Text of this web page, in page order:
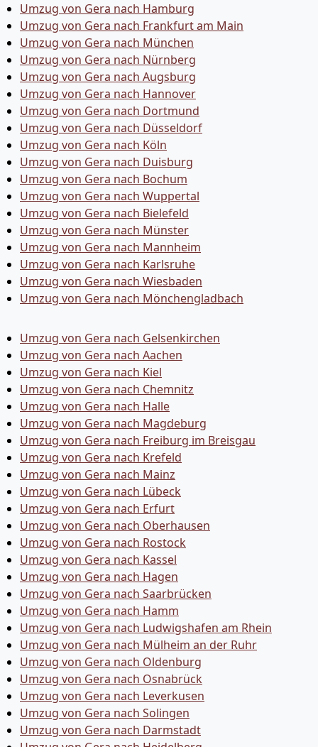
Umzug von Gera nach Hamburg
Umzug von Gera nach Frankfurt am Main
Umzug von Gera nach München
Umzug von Gera nach Nürnberg
Umzug von Gera nach Augsburg
Umzug von Gera nach Hannover
Umzug von Gera nach Dortmund
Umzug von Gera nach Düsseldorf
Umzug von Gera nach Köln
Umzug von Gera nach Duisburg
Umzug von Gera nach Bochum
Umzug von Gera nach Wuppertal
Umzug von Gera nach Bielefeld
Umzug von Gera nach Münster
Umzug von Gera nach Mannheim
Umzug von Gera nach Karlsruhe
Umzug von Gera nach Wiesbaden
Umzug von Gera nach Mönchen­gladbach
Umzug von Gera nach Gelsenkirchen
Umzug von Gera nach Aachen
Umzug von Gera nach Kiel
Umzug von Gera nach Chemnitz
Umzug von Gera nach Halle
Umzug von Gera nach Magdeburg
Umzug von Gera nach Freiburg im Breisgau
Umzug von Gera nach Krefeld
Umzug von Gera nach Mainz
Umzug von Gera nach Lübeck
Umzug von Gera nach Erfurt
Umzug von Gera nach Oberhausen
Umzug von Gera nach Rostock
Umzug von Gera nach Kassel
Umzug von Gera nach Hagen
Umzug von Gera nach Saarbrücken
Umzug von Gera nach Hamm
Umzug von Gera nach Ludwigshafen am Rhein
Umzug von Gera nach Mülheim an der Ruhr
Umzug von Gera nach Oldenburg
Umzug von Gera nach Osnabrück
Umzug von Gera nach Leverkusen
Umzug von Gera nach Solingen
Umzug von Gera nach Darmstadt